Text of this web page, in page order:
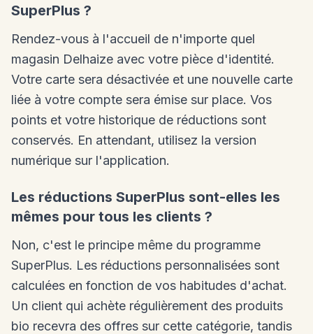
SuperPlus ?
Rendez-vous à l'accueil de n'importe quel
magasin Delhaize avec votre pièce d'identité.
Votre carte sera désactivée et une nouvelle carte
liée à votre compte sera émise sur place. Vos
points et votre historique de réductions sont
conservés. En attendant, utilisez la version
numérique sur l'application.
Les réductions SuperPlus sont-elles les
mêmes pour tous les clients ?
Non, c'est le principe même du programme
SuperPlus. Les réductions personnalisées sont
calculées en fonction de vos habitudes d'achat.
Un client qui achète régulièrement des produits
bio recevra des offres sur cette catégorie, tandis